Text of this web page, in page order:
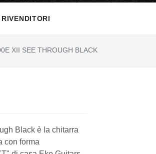
RIVENDITORI
XII SEE THROUGH BLACK
Black è la chitarra
con forma